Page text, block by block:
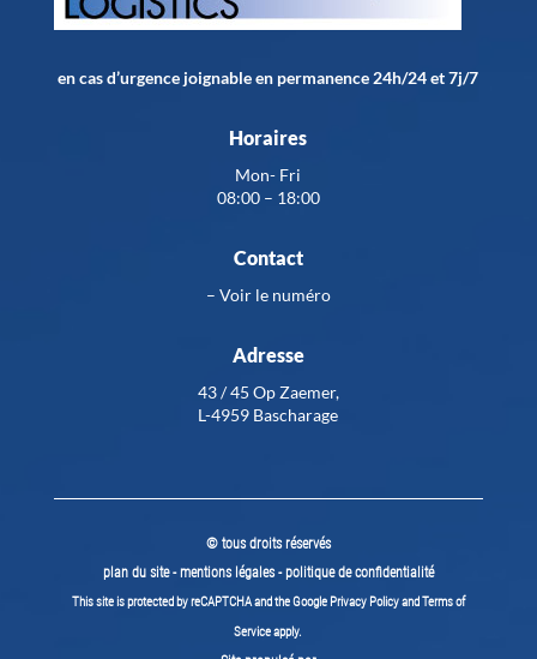
en cas d’urgence joignable en permanence 24h/24 et 7j/7
Horaires
Mon- Fri
08:00 – 18:00
Contact
– Voir le numéro
Adresse
43 / 45 Op Zaemer,
L-4959 Bascharage
© tous droits réservés
plan du site-mentions légales -politique de confidentialité
This site is protected by reCAPTCHA and the Google Privacy PolicyandTerms of
Serviceapply.